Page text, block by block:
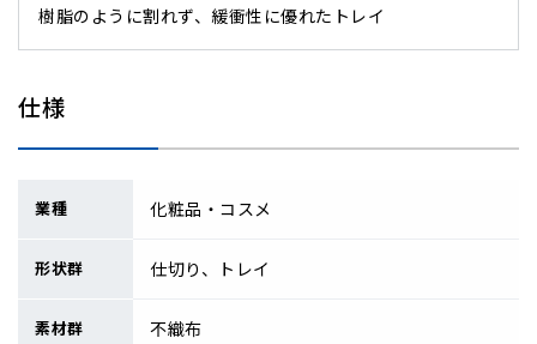
樹脂のように割れず、緩衝性に優れたトレイ
仕様
業種 化粧品・コスメ
形状群 仕切り、トレイ
素材群 不織布